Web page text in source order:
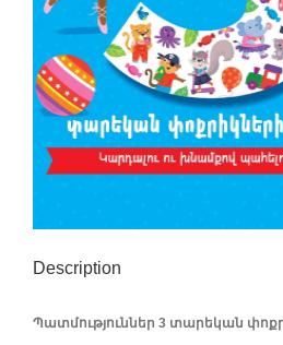
Description
Պատմություններ 3 տարեկան